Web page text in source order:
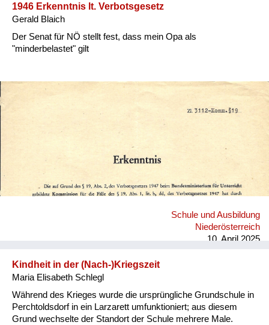
1946 Erkenntnis lt. Verbotsgesetz
Gerald Blaich
Der Senat für NÖ stellt fest, dass mein Opa als
"minderbelastet" gilt
Schule und Ausbildung
Niederösterreich
10. April 2025
Kindheit in der (Nach-)Kriegszeit
Maria Elisabeth Schlegl
Während des Krieges wurde die ursprüngliche Grundschule in
Perchtoldsdorf in ein Larzarett umfunktioniert; aus diesem
Grund wechselte der Standort der Schule mehrere Male.